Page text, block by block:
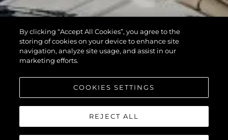
By clicking “Accept All Cookies”, you agree to the
storing of cookies on your device to enhance site
navigation, analyze site usage, and assist in our
marketing efforts.
COOKIES SETTINGS
REJECT ALL